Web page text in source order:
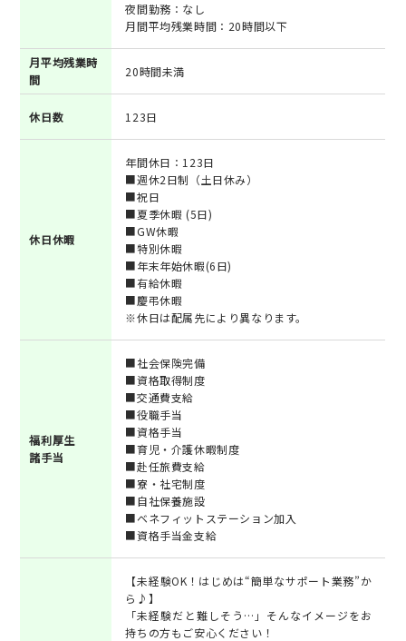
夜間勤務：なし
月間平均残業時間：20時間以下
月平均残業時
間
20時間未満
休日数 123日
休日休暇
年間休日：123日
■週休2日制（土日休み）
■祝日
■夏季休暇 (5日)
■GW休暇
■特別休暇
■年末年始休暇(6日)
■有給休暇
■慶弔休暇
※休日は配属先により異なります。
福利厚生
諸手当
■社会保険完備
■資格取得制度
■交通費支給
■役職手当
■資格手当
■育児・介護休暇制度
■赴任旅費支給
■寮・社宅制度
■自社保養施設
■ベネフィットステーション加入
■資格手当金支給
【未経験OK！はじめは“簡単なサポート業務”か
ら♪】
「未経験だと難しそう…」そんなイメージをお
持ちの方もご安心ください！